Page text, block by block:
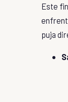
Este
puja